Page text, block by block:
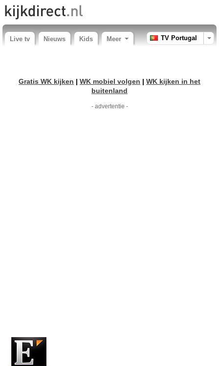
Live tv Nieuws Kids Meer TV Portugal
Gratis WK kijken | WK mobiel volgen | WK kijken in het
buitenland
- advertentie -